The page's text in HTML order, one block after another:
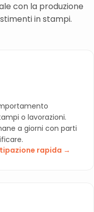
con la produzione
in stampi.
o lavorazioni.
a giorni con parti
rapida →